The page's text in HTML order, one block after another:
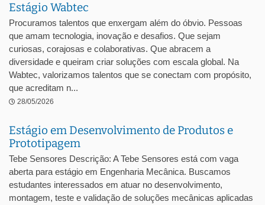
Estágio Wabtec
Procuramos talentos que enxergam além do óbvio. Pessoas
que amam tecnologia, inovação e desafios. Que sejam
curiosas, corajosas e colaborativas. Que abracem a
diversidade e queiram criar soluções com escala global. Na
Wabtec, valorizamos talentos que se conectam com propósito,
que acreditam n...
28/05/2026
Estágio em Desenvolvimento de Produtos e
Prototipagem
Tebe Sensores Descrição: A Tebe Sensores está com vaga
aberta para estágio em Engenharia Mecânica. Buscamos
estudantes interessados em atuar no desenvolvimento,
montagem, teste e validação de soluções mecânicas aplicadas